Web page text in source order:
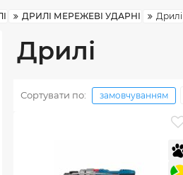
ДРИЛІ МЕРЕЖЕВІ УДАРНІ Дрилі
Дрилі
Сортувати по: замовчуванням